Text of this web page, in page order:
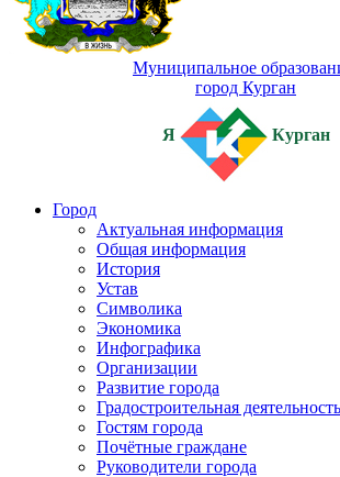
Муниципальное
город Курган
Я Курган
Город
Актуальная информация
Общая информация
История
Устав
Символика
Экономика
Инфографика
Организации
Развитие города
Градостроительная деятельность
Гостям города
Почётные граждане
Руководители города